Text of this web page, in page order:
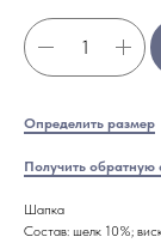
Определить размер
Получить обратную
Шапка
Состав: шелк 10%;